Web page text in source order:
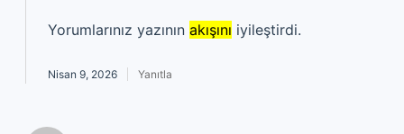
Yorumlarınız yazının akışını iyileştirdi.
Nisan 9, 2026 Yanıtla